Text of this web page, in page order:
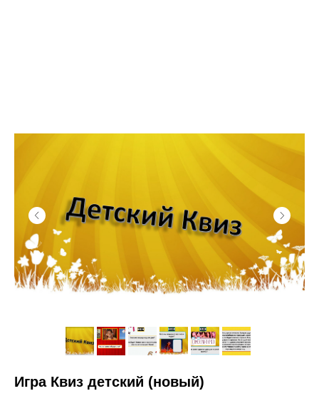
Игра Квиз детский (новый)